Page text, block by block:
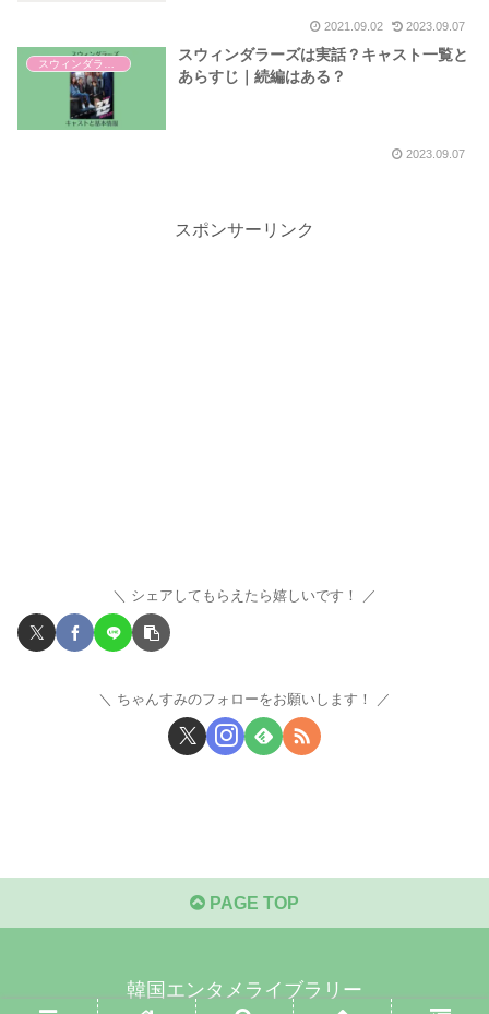
2021.09.02 2023.09.07
スウィンダラーズは実話？キャスト一覧と
あらすじ｜続編はある？
2023.09.07
スポンサーリンク
シェアしてもらえたら嬉しいです！
ちゃんすみのフォローをお願いします！
PAGE TOP
韓国エンタメライブラリー